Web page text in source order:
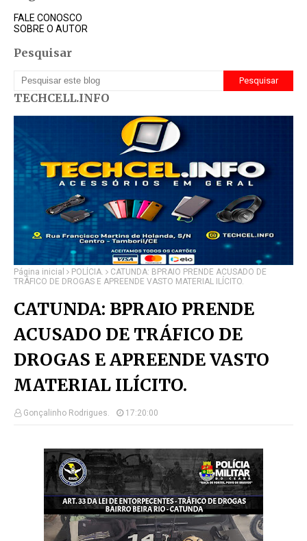
FALE CONOSCO
SOBRE O AUTOR
Pesquisar
TECHCELL.INFO
Página inicial POLÍCIA.
CATUNDA: BPRAIO PRENDE ACUSADO DE
TRÁFICO DE DROGAS E APREENDE VASTO MATERIAL ILÍCITO.
CATUNDA: BPRAIO PRENDE
ACUSADO DE TRÁFICO DE
DROGAS E APREENDE VASTO
MATERIAL ILÍCITO.
Gonçalinho Rodrigues. 17:20:00